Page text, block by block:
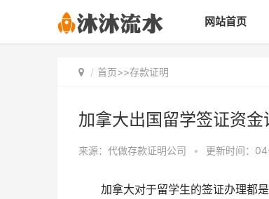
网站首页
首页>>存款证明
加拿大出国留学签证资
来源：代做存款证明公司 • 更新时间：
加拿大对于留学生的签证办理都是